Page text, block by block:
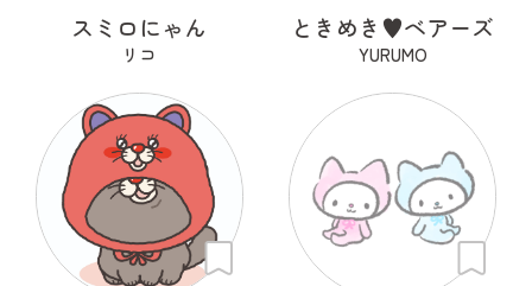
スミロにゃん
リコ
ときめき♥ベアーズ
YURUMO